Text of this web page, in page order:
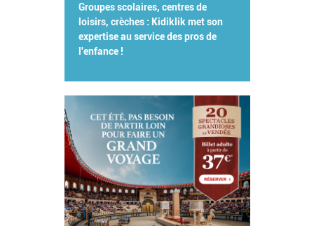
Groupes scolaires, centres de
loisirs, crèches : Kidiklik met son
expertise au service des pros de
l'enfance !